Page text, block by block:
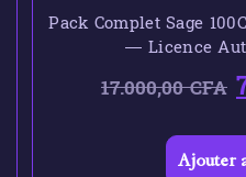
Pack Complet Sage
— Licence
17.000,00CFA
Ajouter